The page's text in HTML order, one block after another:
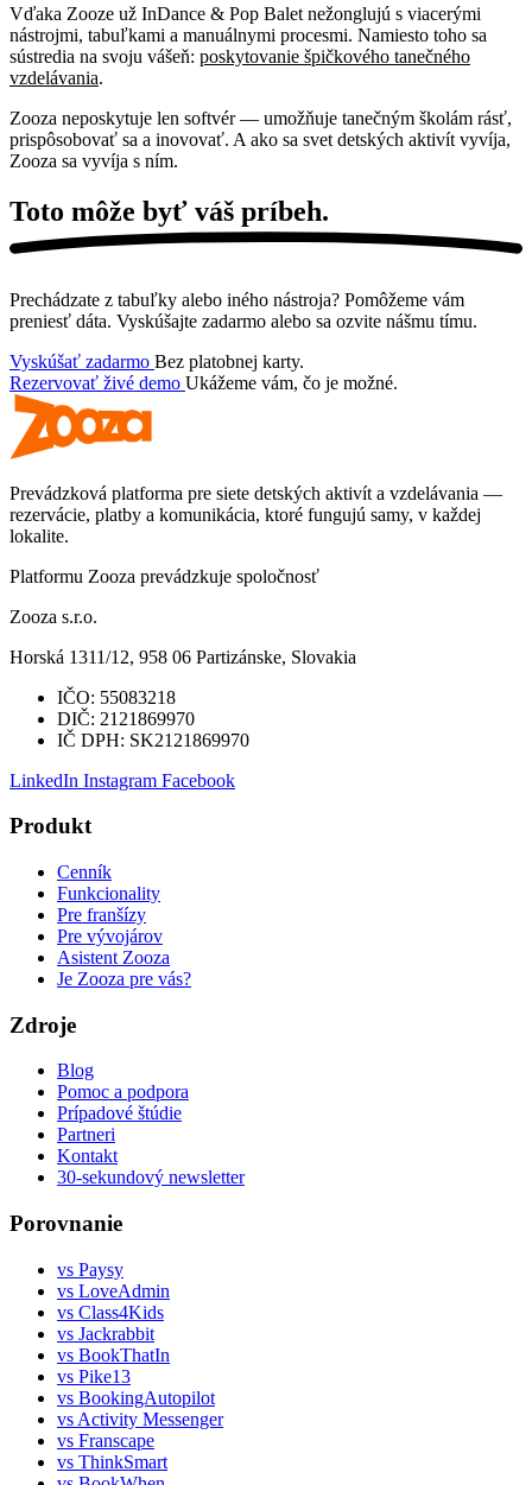
Vďaka Zooze už InDance & Pop Balet nežonglujú s viacerými
nástrojmi, tabuľkami a manuálnymi procesmi. Namiesto toho sa
sústredia na svoju vášeň: poskytovanie špičkového tanečného
vzdelávania.
Zooza neposkytuje len softvér — umožňuje tanečným školám rásť,
prispôsobovať sa a inovovať. A ako sa svet detských aktivít vyvíja,
Zooza sa vyvíja s ním.
Toto môže byť váš príbeh.
Prechádzate z tabuľky alebo iného nástroja? Pomôžeme vám
preniesť dáta. Vyskúšajte zadarmo alebo sa ozvite nášmu tímu.
Vyskúšať zadarmo Bez platobnej karty.
Rezervovať živé demo Ukážeme vám, čo je možné.
Prevádzková platforma pre siete detských aktivít a vzdelávania —
rezervácie, platby a komunikácia, ktoré fungujú samy, v každej
lokalite.
Platformu Zooza prevádzkuje spoločnosť
Zooza s.r.o.
Horská 1311/12, 958 06 Partizánske, Slovakia
IČO: 55083218
DIČ: 2121869970
IČ DPH: SK2121869970
LinkedIn Instagram Facebook
Produkt
Cenník
Funkcionality
Pre franšízy
Pre vývojárov
Asistent Zooza
Je Zooza pre vás?
Zdroje
Blog
Pomoc a podpora
Prípadové štúdie
Partneri
Kontakt
30-sekundový newsletter
Porovnanie
vs Paysy
vs LoveAdmin
vs Class4Kids
vs Jackrabbit
vs BookThatIn
vs Pike13
vs BookingAutopilot
vs Activity Messenger
vs Franscape
vs ThinkSmart